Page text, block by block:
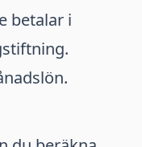
betalar i